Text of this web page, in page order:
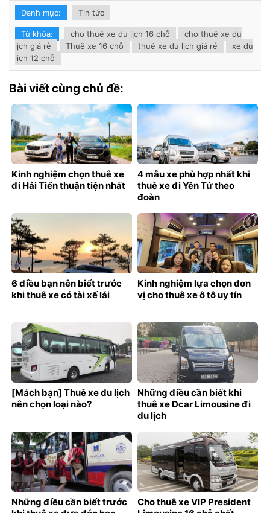
Danh mục: Tin tức
Từ khóa: cho thuê xe du lịch 16 chỗ
cho thuê xe du
lịch giá rẻ
Thuê xe 16 chỗ thuê xe du lịch giá rẻ
xe du
lịch 12 chỗ
Bài viết cùng chủ đề:
Kinh nghiệm chọn thuê xe
đi Hải Tiến thuận tiện nhất
4 mẫu xe phù hợp nhất khi
thuê xe đi Yên Tử theo
đoàn
6 điều bạn nên biết trước
khi thuê xe có tài xế lái
Kinh nghiệm lựa chọn đơn
vị cho thuê xe ô tô uy tín
[Mách bạn] Thuê xe du lịch
nên chọn loại nào?
Những điều cần biết khi
thuê xe Dcar Limousine đi
du lịch
Những điều cần biết trước
Cho thuê xe VIP President